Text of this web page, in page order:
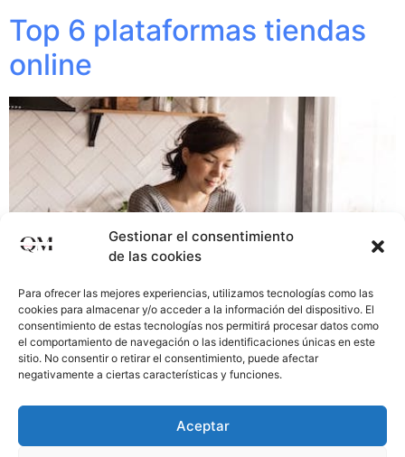
Gestionar el consentimiento
de las cookies
Para ofrecer las mejores experiencias, utilizamos tecnologías como las
cookies para almacenar y/o acceder a la información del dispositivo. El
consentimiento de estas tecnologías nos permitirá procesar datos como
el comportamiento de navegación o las identificaciones únicas en este
sitio. No consentir o retirar el consentimiento, puede afectar
negativamente a ciertas características y funciones.
Aceptar
Top 6 plataformas tiendas
online
Si estás pensando en crear una tienda online, uno de los
primeros pasos es decidir el programa que utilizarás
para la creación del ecommerce. Te indico a
continuación el top 6 plataformas tiendas online.